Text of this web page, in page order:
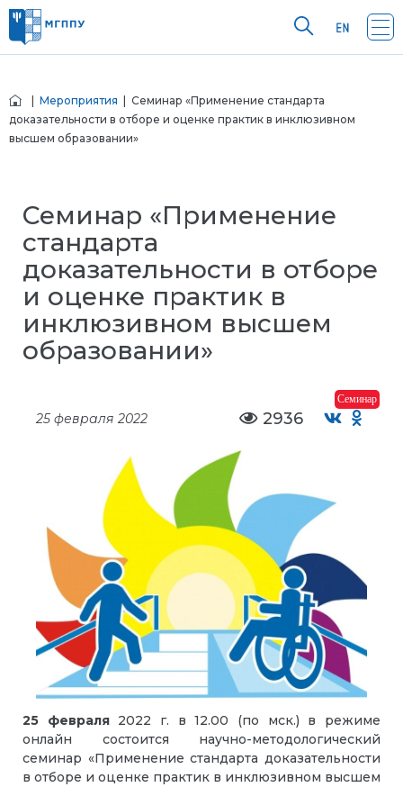
Мероприятия | Семинар «Применение стандарта
доказательности в отборе и оценке практик в инклюзивном
высшем образовании»
Семинар «Применение
стандарта
доказательности в отборе
и оценке практик в
инклюзивном высшем
образовании»
Семинар
25 февраля 2022 2936
25 февраля2022 г. в 12.00 (по мск.) в режиме
онлайн состоится научно-методологический
семинар «Применение стандарта доказательности
в отборе и оценке практик в инклюзивном высшем